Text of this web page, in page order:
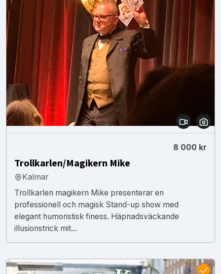
8 000 kr
Trollkarlen/Magikern Mike
Kalmar
Trollkarlen magikern Mike presenterar en
professionell och magisk Stand-up show med
elegant humoristisk finess. Häpnadsväckande
illusionstrick mit...